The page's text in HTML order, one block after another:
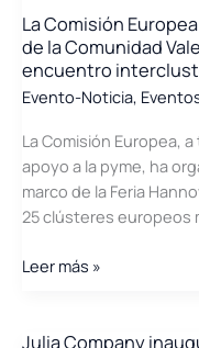
La Comisión
de la Comunidad
encuentro
Evento-Noticia,
La Comisión Europea,
apoyo a la pyme, ha
marco de la Feria
25 clústeres europeos
La
selecciona
Leer más »
Julia Company